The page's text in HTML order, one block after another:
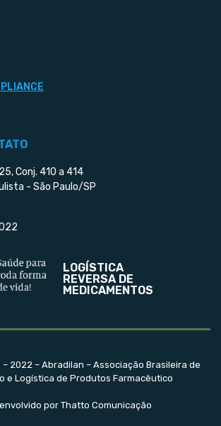
Conj. 410 a 414
- São Paulo/SP
LOGÍSTICA
REVERSA DE
MEDICAMENTOS
2022 – Abradilan – Associação Brasileira de
e Logística de Produtos Farmacêutico
por Thatto Comunicação